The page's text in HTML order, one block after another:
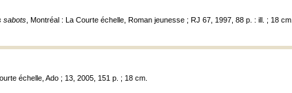
sabots , Montréal : La Courte échelle, Roman jeunesse ; RJ 67, 1997, 88 p. : ill. ; 18 cm.
échelle, Ado ; 13, 2005, 151 p. ; 18 cm.